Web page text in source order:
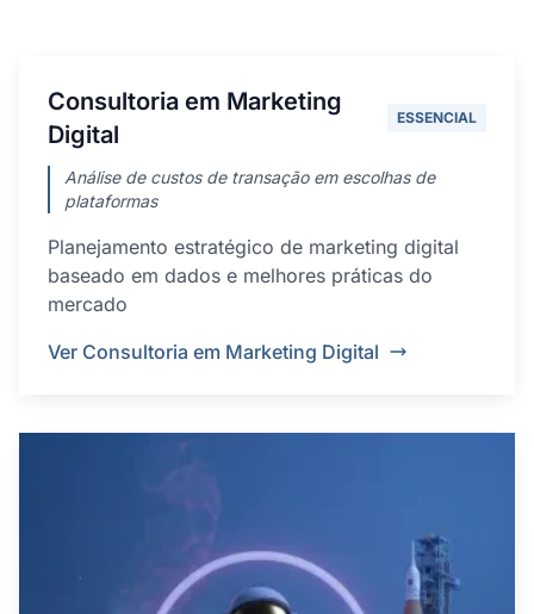
Consultoria em Marketing
Digital
ESSENCIAL
Análise de custos de transação em escolhas de
plataformas
Planejamento estratégico de marketing digital
baseado em dados e melhores práticas do
mercado
Ver Consultoria em Marketing Digital